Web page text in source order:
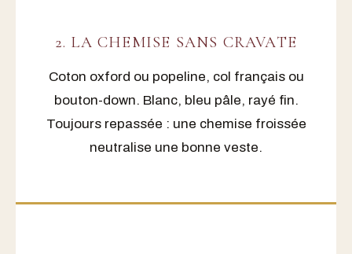
2. LA CHEMISE SANS CRAVATE
Coton oxford ou popeline, col français ou
bouton-down. Blanc, bleu pâle, rayé fin.
Toujours repassée : une chemise froissée
neutralise une bonne veste.